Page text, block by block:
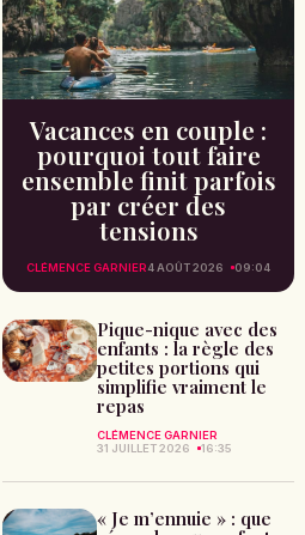
Vacances en couple :
pourquoi tout faire
ensemble finit parfois
par créer des
tensions
CLÉMENCE GARNIER4 AOÛT 2026 09:04
Pique-nique avec des
enfants : la règle des
petites portions qui
simplifie vraiment le
repas
CLÉMENCE GARNIER
31 JUILLET 2026
16:35
« Je m’ennuie » : que